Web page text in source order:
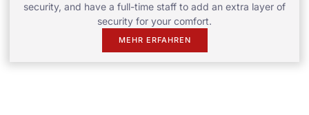
security, and have a full-time staff to add an extra layer of
security for your comfort.
MEHR ERFAHREN